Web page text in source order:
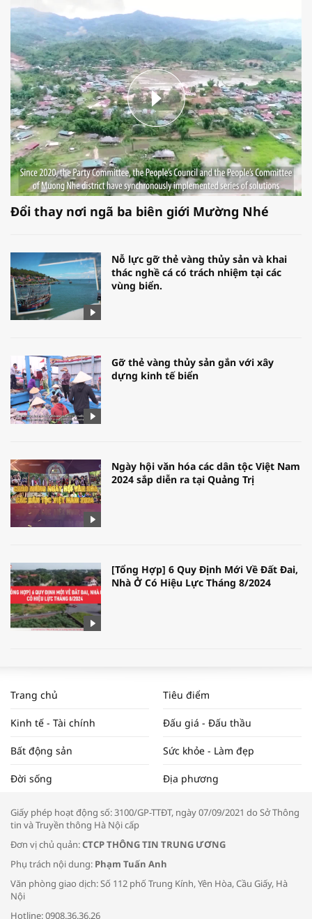
Đổi thay nơi ngã ba biên giới Mường Nhé
Nỗ lực gỡ thẻ vàng thủy sản và khai
thác nghề cá có trách nhiệm tại các
vùng biển.
Gỡ thẻ vàng thủy sản gắn với xây
dựng kinh tế biển
Ngày hội văn hóa các dân tộc Việt Nam
2024 sắp diễn ra tại Quảng Trị
[Tổng Hợp] 6 Quy Định Mới Về Đất Đai,
Nhà Ở Có Hiệu Lực Tháng 8/2024
NAM NĂM 2024 VÀ NĂM 2025 | NHỊP
ĐẬP THỊ TRƯỜNG #62
Tọa đàm “Xúc tiến thương mại: Khơi
Bác sĩ tư vấn cách phòng tránh bệnh
đường hô hấp trong thời tiết giao mùa
Trang chủ Tiêu điểm
Kinh tế - Tài chính Đấu giá - Đấu thầu
Bất động sản Sức khỏe - Làm đẹp
Đời sống Địa phương
Giấy phép hoạt động số: 3100/GP-TTĐT, ngày 07/09/2021 do Sở Thông
tin và Truyền thông Hà Nội cấp
Đơn vị chủ quản:CTCP THÔNG TIN TRUNG ƯƠNG
Phụ trách nội dung: Phạm Tuấn Anh
Văn phòng giao dịch: Số 112 phố Trung Kính, Yên Hòa, Cầu Giấy, Hà
Nội
Hotline: 0908.36.36.26